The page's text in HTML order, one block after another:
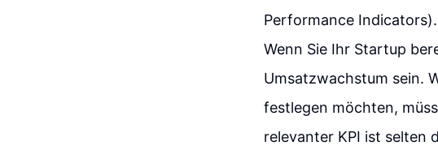
Performance
Wenn Sie Ihr Startup
Umsatzwachstum sein.
festlegen möchten,
relevanter KPI ist selten